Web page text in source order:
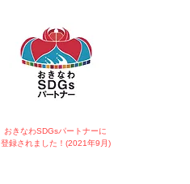
おきなわSDGsパートナーに
登録されました！(2021年9月)